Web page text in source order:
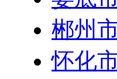
郴州
怀化